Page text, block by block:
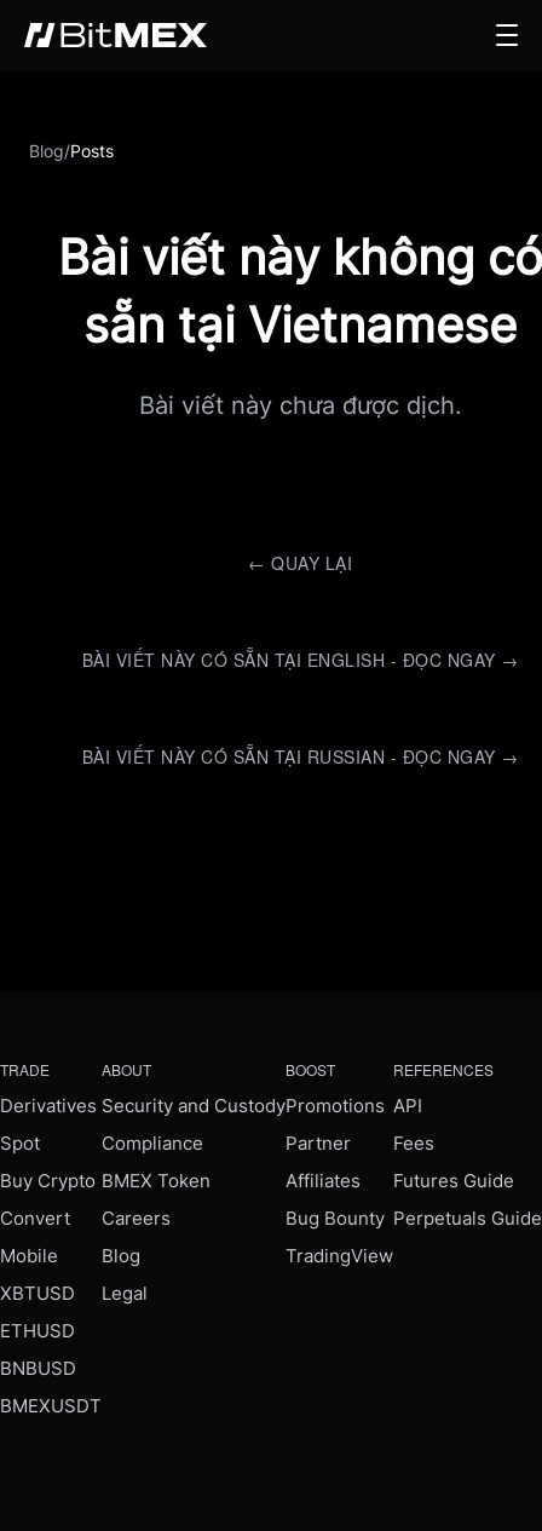
Blog/Posts
Bài viết này không có
sẵn tại Vietnamese
Bài viết này chưa được dịch.
← QUAY LẠI
BÀI VIẾT NÀY CÓ SẴN TẠI ENGLISH - ĐỌC NGAY →
BÀI VIẾT NÀY CÓ SẴN TẠI RUSSIAN - ĐỌC NGAY →
TRADE
Derivatives
Spot
Buy Crypto
Convert
Mobile
XBTUSD
ETHUSD
BNBUSD
BMEXUSDT
ABOUT
Security and Custody
Compliance
BMEX Token
Careers
Blog
Legal
BOOST
Promotions
Partner
Affiliates
Bug Bounty
TradingView
REFERENCES
API
Fees
Futures Guide
Perpetuals Guide